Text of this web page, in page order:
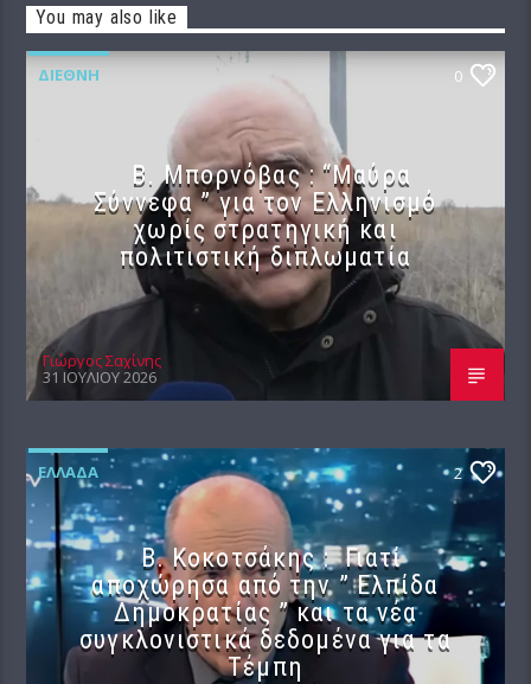
You may also like
ΔΙΕΘΝΉ 0
B. Μπορνόβας : “Μαύρα
Σύννεφα ” για τον Ελληνισμό
χωρίς στρατηγική και
πολιτιστική διπλωματία
Γιώργος Σαχίνης
31 ΙΟΥΛΊΟΥ 2026
ΕΛΛΆΔΑ 2
Β. Κοκοτσάκης : Γιατί
αποχώρησα από την ” Ελπίδα
Δημοκρατίας ” και τα νέα
συγκλονιστικά δεδομένα για τα
Τέμπη